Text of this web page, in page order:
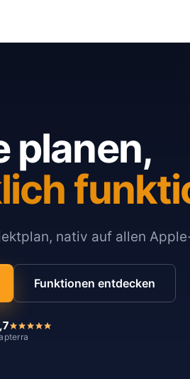
planen,
nativ auf allen
Funktionen entdecken